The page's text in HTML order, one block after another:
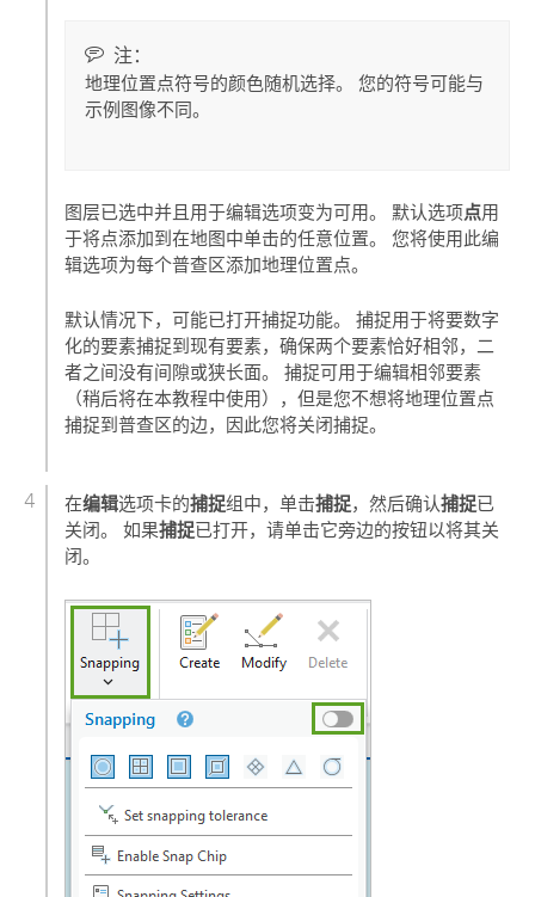
注：
地理位置点符号的颜色随机选择。 您的符号可能与
示例图像不同。
图层已选中并且用于编辑选项变为可用。 默认选项点用
于将点添加到在地图中单击的任意位置。 您将使用此编
辑选项为每个普查区添加地理位置点。
默认情况下，可能已打开捕捉功能。 捕捉用于将要数字
化的要素捕捉到现有要素，确保两个要素恰好相邻，二
者之间没有间隙或狭长面。 捕捉可用于编辑相邻要素
（稍后将在本教程中使用），但是您不想将地理位置点
捕捉到普查区的边，因此您将关闭捕捉。
在编辑选项卡的捕捉组中，单击捕捉，然后确认捕捉已
关闭。 如果捕捉已打开，请单击它旁边的按钮以将其关
闭。